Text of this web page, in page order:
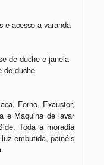
e acesso a varanda
de duche e janela
de duche
Forno, Exaustor,
e Maquina de lavar
Toda a moradia
embutida, painéis